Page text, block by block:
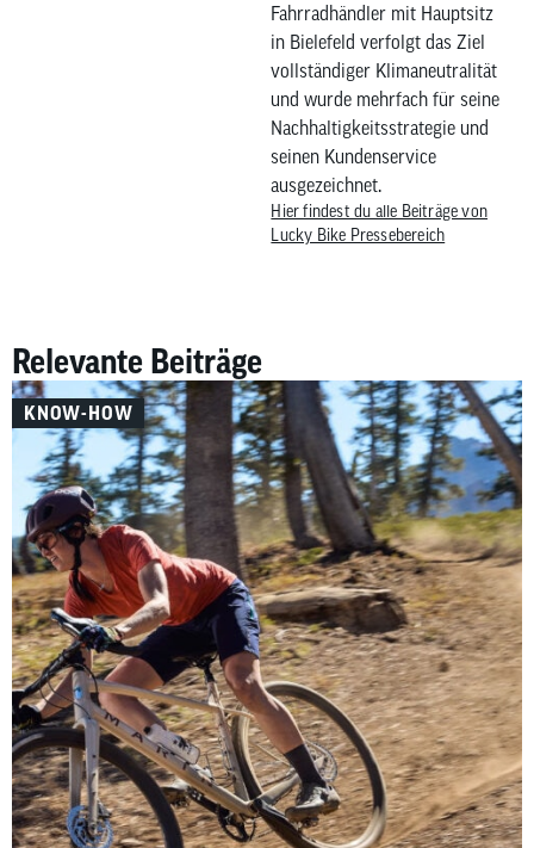
Fahrradhändler mit Hauptsitz
in Bielefeld verfolgt das Ziel
vollständiger Klimaneutralität
und wurde mehrfach für seine
Nachhaltigkeitsstrategie und
seinen Kundenservice
ausgezeichnet.
Hier findest du alle Beiträge von
Lucky Bike Pressebereich
Relevante Beiträge
KNOW-HOW